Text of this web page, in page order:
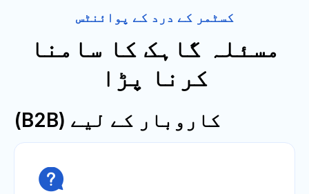
کسٹمر کے درد کے پوائنٹس
مسئلہ گاہک کا سامنا
کرنا پڑا
کاروبار کے لیے (B2B)
